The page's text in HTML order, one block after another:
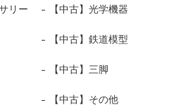
リー 【中古】光学機器
【中古】鉄道模型
【中古】三脚
【中古】その他